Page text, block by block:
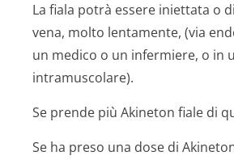
La fiala potrà essere iniettata o
vena, molto lentamente, (via
un medico o un infermiere, o in
intramuscolare).
Se prende più Akineton fiale di
Se ha preso una dose di